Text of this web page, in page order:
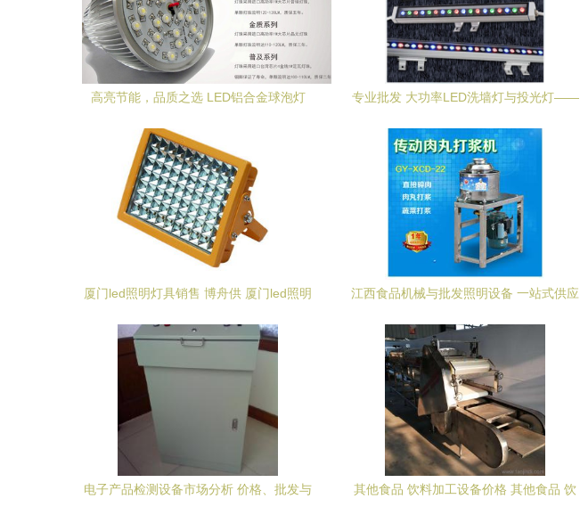
高亮节能，品质之选 LED铝合金球泡灯
专业批发 大功率LED洗墙灯与投光灯——
厦门led照明灯具销售 博舟供 厦门led照明
江西食品机械与批发照明设备 一站式供应
电子产品检测设备市场分析 价格、批发与 其他食品 饮料加工设备价格 其他食品 饮